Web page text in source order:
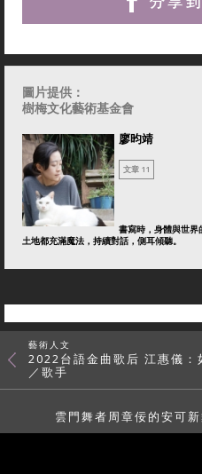
圖片提供：
樹梅文化藝術基金會
廖昀靖
文章 11
書寫時，身體與世界
土地都充滿魔法，持續對話，側耳傾聽。
藝術人文
2022台語金曲歌后 江惠儀：
／歌手
雲門舞者周章佞的安可